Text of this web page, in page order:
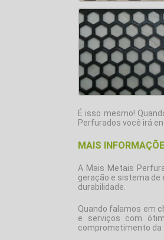
É isso mesmo!
Perfurados você irá
MAIS
A Mais Metais
geração e sistema de
durabilidade.
Quando falamos em
e serviços com
comprometimento da